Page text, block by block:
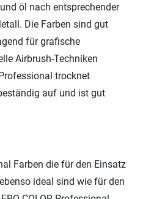
öl nach entsprechender
Die Farben sind gut
für grafische
Airbrush-Techniken
trocknet
auf und ist gut
Farben die für den Einsatz
ideal sind wie für den